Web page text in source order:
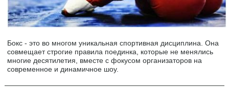
Бокс - это во многом уникальная спортивная дисциплина. Она
совмещает строгие правила поединка, которые не менялись
многие десятилетия, вместе с фокусом организаторов на
современное и динамичное шоу.